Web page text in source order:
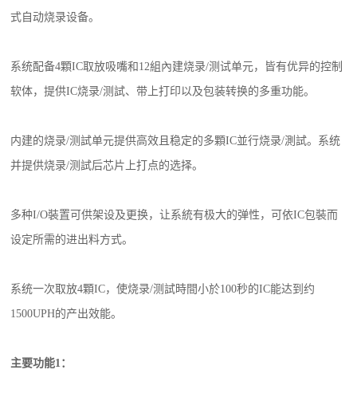
式自动烧录设备。
系统配备4顆IC取放吸嘴和12組內建烧录/测试单元，皆有优异的控制
软体，提供IC烧录/测試、带上打印以及包装转换的多重功能。
内建的烧录/测試单元提供高效且稳定的多顆IC並行烧录/測試。系统
并提供烧录/测試后芯片上打点的选择。
多种I/O裝置可供架设及更换，让系統有极大的弹性，可依IC包裝而
设定所需的进出料方式。
系统一次取放4顆IC，使烧录/测試時間小於100秒的IC能达到约
1500UPH的产出效能。
主要功能1：